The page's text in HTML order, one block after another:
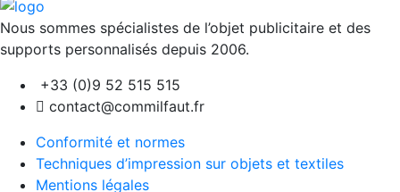
Nous sommes spécialistes de l’objet publicitaire et des
supports personnalisés depuis 2006.
+33 (0)9 52 515 515
contact@commilfaut.fr
Conformité et normes
Techniques d’impression sur objets et textiles
Mentions légales